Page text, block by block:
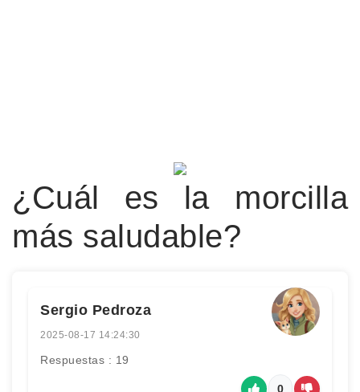
¿Cuál es la morcilla
más saludable?
Sergio Pedroza
2025-08-17 14:24:30
Respuestas : 19
0